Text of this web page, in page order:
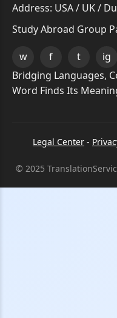
Address: USA / UK /
Study Abroad Group
w f t ig
Bridging Languages,
Word Finds Its
Legal Center -
© 2025